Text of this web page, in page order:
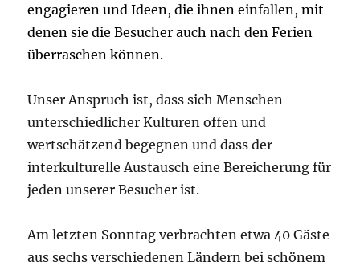
engagieren und Ideen, die ihnen einfallen, mit
denen sie die Besucher auch nach den Ferien
überraschen können.
Unser Anspruch ist, dass sich Menschen
unterschiedlicher Kulturen offen und
wertschätzend begegnen und dass der
interkulturelle Austausch eine Bereicherung für
jeden unserer Besucher ist.
Am letzten Sonntag verbrachten etwa 40 Gäste
aus sechs verschiedenen Ländern bei schönem